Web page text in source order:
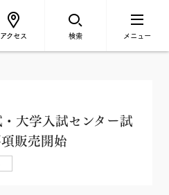
アクセス 検索 メニュー
大学入試センター試
販売開始